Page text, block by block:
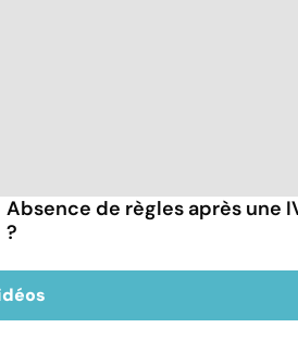
Absence de règles après une
?